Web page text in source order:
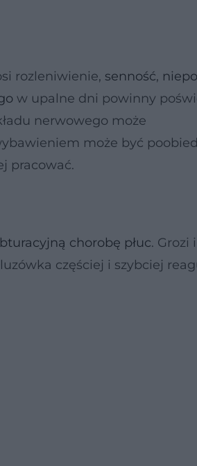
rozleniwienie, senność,
w upalne dni powinny
nerwowego może
może być
pracować.
chorobę płuc. Grozi
częściej i szybciej